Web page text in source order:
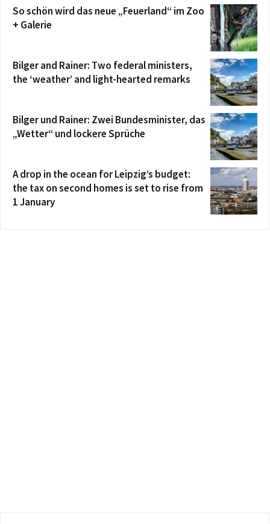
So schön wird das neue „Feuerland“ im Zoo
+ Galerie
Bilger and Rainer: Two federal ministers,
the ‘weather’ and light-hearted remarks
Bilger und Rainer: Zwei Bundesminister, das
„Wetter“ und lockere Sprüche
A drop in the ocean for Leipzig’s budget:
the tax on second homes is set to rise from
1 January